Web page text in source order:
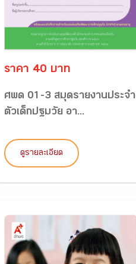
ราคา 40 บาท
ศพด 01-3 สมุดรายงานประจำ
ตัวเด็กปฐมวัย อา...
ดูรายละเอียด